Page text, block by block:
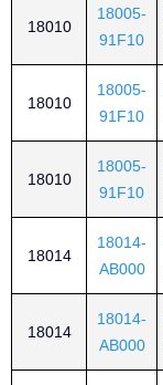
18010
18005-
91F10
18010
18005-
91F10
18010
18005-
91F10
18014
18014-
AB000
18014
18014-
AB000